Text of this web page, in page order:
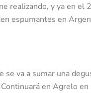
realizando, y ya en
espumantes en
se va a sumar una
Continuará en Agrelo